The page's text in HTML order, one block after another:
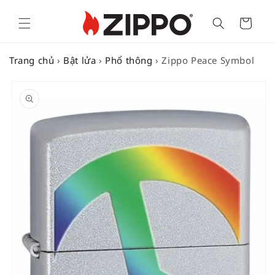
Cart
Trang chủ › Bật lửa › Phổ thông ›Zippo Peace Symbol
PRODUCT
INFORMATION